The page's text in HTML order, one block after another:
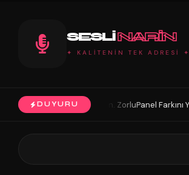
SESLINARIN
✦ KALİTENİN TEK ADRESİ ✦
DUYURU
Uğurlu olsun. ZorluPanel Farkını Yaşayınız. ◆